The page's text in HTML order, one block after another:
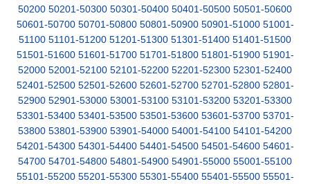
50200 50201-50300 50301-50400 50401-50500 50501-50600
50601-50700 50701-50800 50801-50900 50901-51000 51001-
51100 51101-51200 51201-51300 51301-51400 51401-51500
51501-51600 51601-51700 51701-51800 51801-51900 51901-
52000 52001-52100 52101-52200 52201-52300 52301-52400
52401-52500 52501-52600 52601-52700 52701-52800 52801-
52900 52901-53000 53001-53100 53101-53200 53201-53300
53301-53400 53401-53500 53501-53600 53601-53700 53701-
53800 53801-53900 53901-54000 54001-54100 54101-54200
54201-54300 54301-54400 54401-54500 54501-54600 54601-
54700 54701-54800 54801-54900 54901-55000 55001-55100
55101-55200 55201-55300 55301-55400 55401-55500 55501-